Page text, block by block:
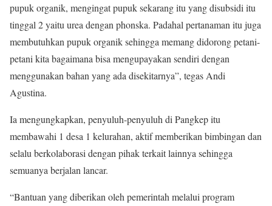
pupuk organik, mengingat pupuk sekarang itu yang disubsidi itu
tinggal 2 yaitu urea dengan phonska. Padahal pertanaman itu juga
membutuhkan pupuk organik sehingga memang didorong petani-
petani kita bagaimana bisa mengupayakan sendiri dengan
menggunakan bahan yang ada disekitarnya”, tegas Andi
Agustina.
Ia mengungkapkan, penyuluh-penyuluh di Pangkep itu
membawahi 1 desa 1 kelurahan, aktif memberikan bimbingan dan
selalu berkolaborasi dengan pihak terkait lainnya sehingga
semuanya berjalan lancar.
“Bantuan yang diberikan oleh pemerintah melalui program